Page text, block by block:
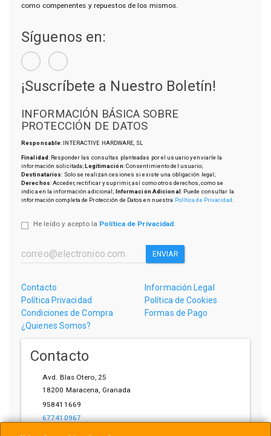
como compenentes y repuestos de los mismos.
Síguenos en:
¡Suscríbete a Nuestro Boletín!
INFORMACIÓN BÁSICA SOBRE
PROTECCIÓN DE DATOS
Responsable: INTERACTIVE HARDWARE, SL
Finalidad: Responder las consultas planteadas por el usuario y enviarle la
información solicitada;Legitimación: Consentimiento del usuario;
Destinatarios: Solo se realizan cesiones si existe una obligación legal;
Derechos: Acceder, rectificar y suprimir, así como otros derechos, como se
indica en la información adicional; Información Adicional: Puede consultar la
información completa de Protección de Datos en nuestra Política de Privacidad
He leído y acepto la Política de Privacidad.
ENVIAR
Contacto
Información Legal
Política Privacidad
Política de Cookies
Condiciones de Compra
Formas de Pago
¿Quienes Somos?
Contacto
Avd. Blas Otero, 25
18200 Maracena, Granada
958411669
677410967